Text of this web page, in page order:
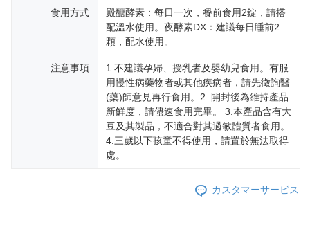
食用方式
殿醣酵素：每日一次，餐前食用2錠，請搭
配溫水使用。夜酵素DX：建議每日睡前2
顆，配水使用。
注意事項
1.不建議孕婦、授乳者及嬰幼兒食用。有服
用慢性病藥物者或其他疾病者，請先徵詢醫
(藥)師意見再行食用。2..開封後為維持產品
新鮮度，請儘速食用完畢。 3.本產品含有大
豆及其製品，不適合對其過敏體質者食用。
4.三歲以下孩童不得使用，請置於無法取得
處。
カスタマーサービス